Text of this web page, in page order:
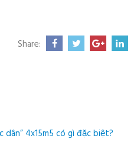
Share:
dân” 4x15m5 có gì đặc biệt?